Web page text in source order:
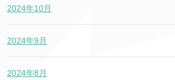
2024年10月
2024年9月
2024年8月